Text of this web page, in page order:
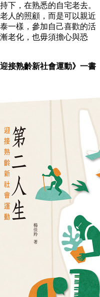
下，在熟悉的自宅老去。
人的照顧，而是可以親近
一樣，參加自己喜歡的活
老化，也毋須擔心與恐
接熟齡新社會運動》一書